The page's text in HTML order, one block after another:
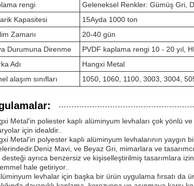
rengi
Geleneksel Renkler: Gümüş Gri,
Kapasitesi
15Ayda 1000 ton
Zamanı
20-40 gün
Durumuna Direnme
PVDF kaplama rengi 10 - 20 yıl,
Adı
Hangxi Metal
alaşım sınıfları
1050, 1060, 1100, 3003, 3004,
Metal'in poliester kaplı alüminyum levhaları çok yönlü
için idealdir..
Metal'in polyester kaplı alüminyum levhalarının
Mavi, ve Beyaz Gri, mimarlara ve
desteği ayrıca benzersiz ve kişiselleştirilmiş tasarımlara
hale getiriyor..
levhalar için başka bir ürün uygulama fırsatı da